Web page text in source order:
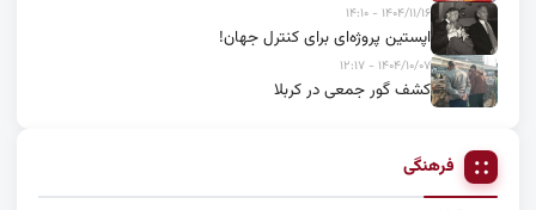
۱۴۰۴/۱۱/۱۶ - ۱۴:۱۰
اپستین پروژه‌ای برای کنترل جهان!
۱۴۰۴/۱۰/۰۷ - ۱۲:۱۷
کشف گور جمعی در کربلا
فرهنگی